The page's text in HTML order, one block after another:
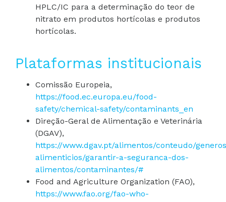
HPLC/IC para a determinação do teor de
nitrato em produtos hortícolas e produtos
hortícolas.
Plataformas institucionais
Comissão Europeia,
https://food.ec.europa.eu/food-
safety/chemical-safety/contaminants_en
Direção-Geral de Alimentação e Veterinária
(DGAV),
https://www.dgav.pt/alimentos/conteudo/
alimenticios/garantir-a-seguranca-dos-
alimentos/contaminantes/#
Food and Agriculture Organization (FAO),
https://www.fao.org/fao-who-